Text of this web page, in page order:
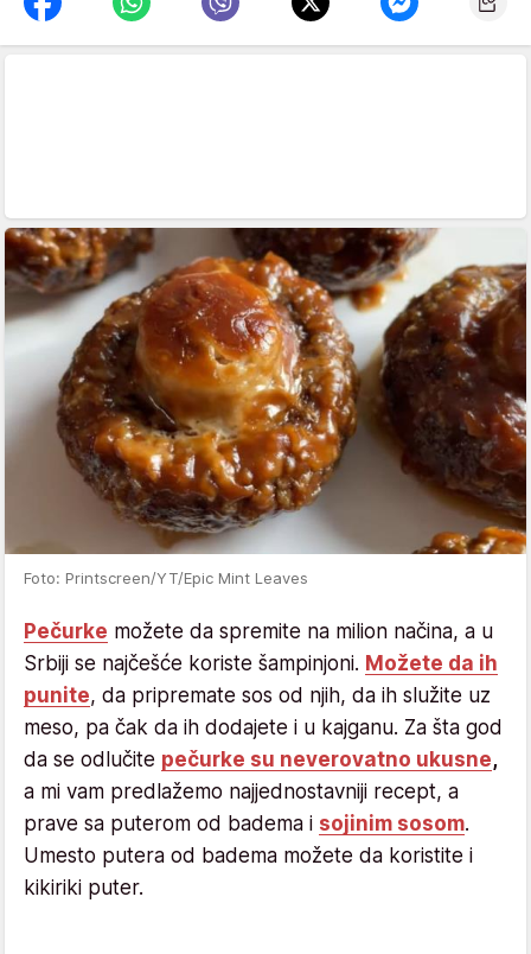
Foto: Printscreen/YT/Epic Mint Leaves
Pečurke možete da spremite na milion načina, a u
Srbiji se najčešće koriste šampinjoni. Možete da ih
punite, da pripremate sos od njih, da ih služite uz
meso, pa čak da ih dodajete i u kajganu. Za šta god
da se odlučite pečurke su neverovatno ukusne,
a mi vam predlažemo najjednostavniji recept, a
prave sa puterom od badema i sojinim sosom.
Umesto putera od badema možete da koristite i
kikiriki puter.